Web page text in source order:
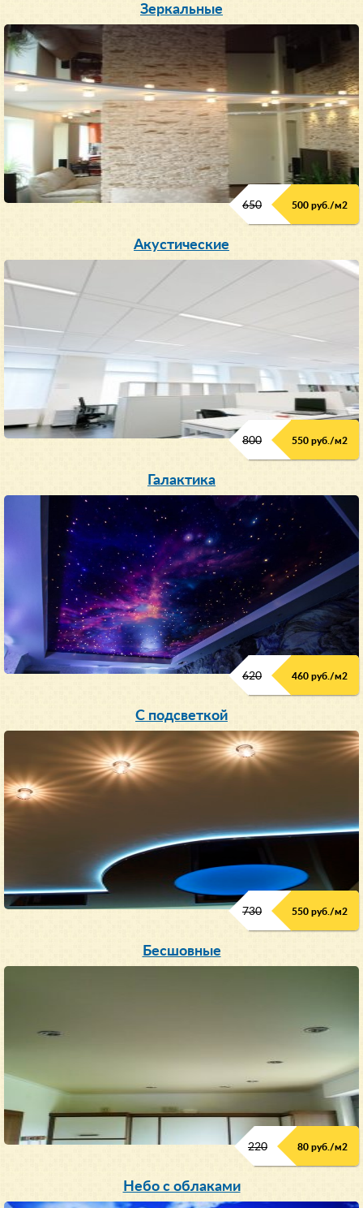
Зеркальные
650 500 руб./м2
Акустические
800 550 руб./м2
Галактика
620 460 руб./м2
С подсветкой
730 550 руб./м2
Бесшовные
220 80 руб./м2
Небо с облаками